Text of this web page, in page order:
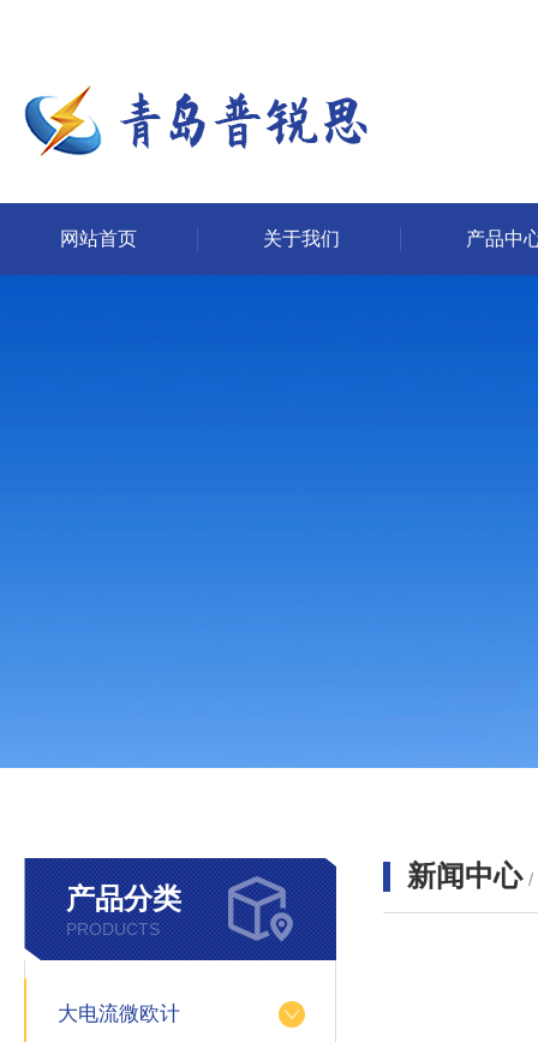
网站首页 关于我们 产品中
产品分类
PRODUCTS
大电流微欧计
新闻中心 /